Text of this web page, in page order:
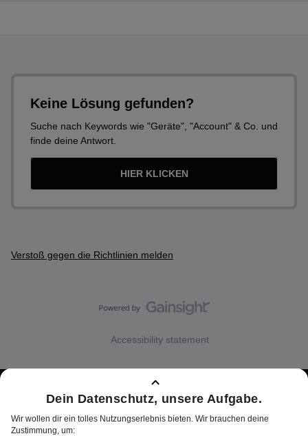
Keine Lösung gefunden?
Suche nach Keywords wie "Geräte", "Account" & Co. und
finde deine Antwort.
HIER KLICKEN
Verstoß gegen die Richtlinien melden
Accessibility statement
Impressum